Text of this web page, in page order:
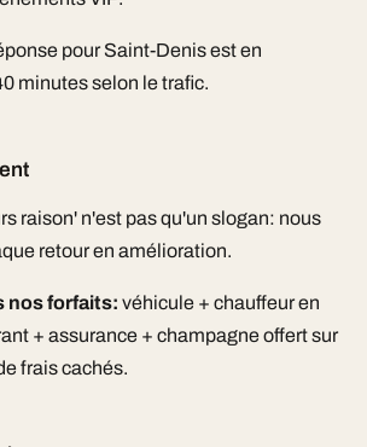
pour Saint-Denis est en
minutes selon le trafic.
raison' n'est pas qu'un slogan: nous
retour en amélioration.
nos forfaits: véhicule + chauffeur en
+ assurance + champagne offert sur
frais cachés.